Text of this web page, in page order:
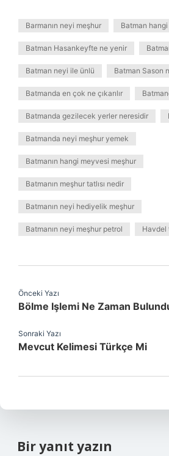
Barmanın neyi meşhur Batman
Batman Hasankeyfte ne yenir
Batman neyi ile ünlü Batman Sason
Batmanda en çok ne çıkarılır
Batmanda gezilecek yerler neresidir
Batmanda neyi meşhur yemek
Batmanın hangi meyvesi meşhur
Batmanın meşhur tatlısı nedir
Batmanın neyi hediyelik meşhur
Batmanın neyi meşhur petrol Havdel
Önceki Yazı
Bölme Işlemi Ne Zaman
Sonraki Yazı
Mevcut Kelimesi Türkçe Mi
Bir yanıt yazın